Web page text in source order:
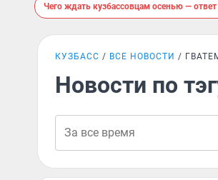
Чего ждать кузбассовцам осенью —
КУЗБАСС ВСЕ НОВОСТИ
Новости по